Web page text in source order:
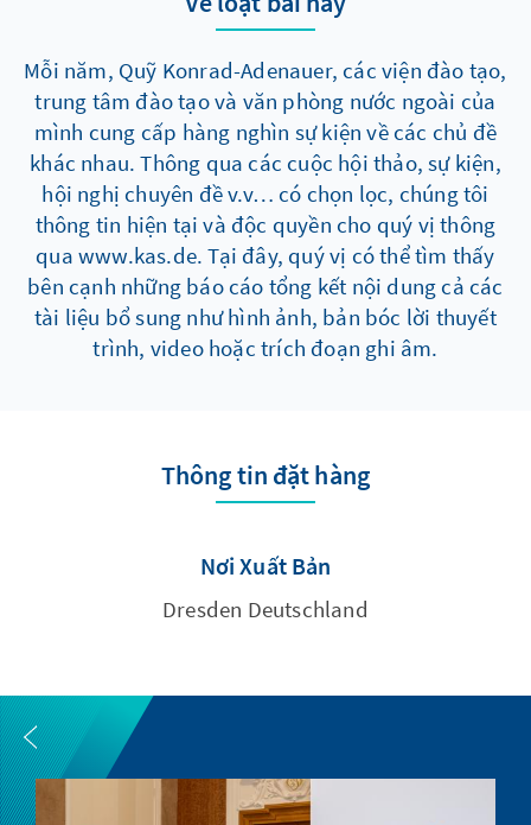
Mỗi năm, Quỹ Konrad-Adenauer, các viện đào tạo,
trung tâm đào tạo và văn phòng nước ngoài của
mình cung cấp hàng nghìn sự kiện về các chủ đề
khác nhau. Thông qua các cuộc hội thảo, sự kiện,
hội nghị chuyên đề v.v… có chọn lọc, chúng tôi
thông tin hiện tại và độc quyền cho quý vị thông
qua www.kas.de. Tại đây, quý vị có thể tìm thấy
bên cạnh những báo cáo tổng kết nội dung cả các
tài liệu bổ sung như hình ảnh, bản bóc lời thuyết
trình, video hoặc trích đoạn ghi âm.
Thông tin đặt hàng
Nơi Xuất Bản
Dresden Deutschland